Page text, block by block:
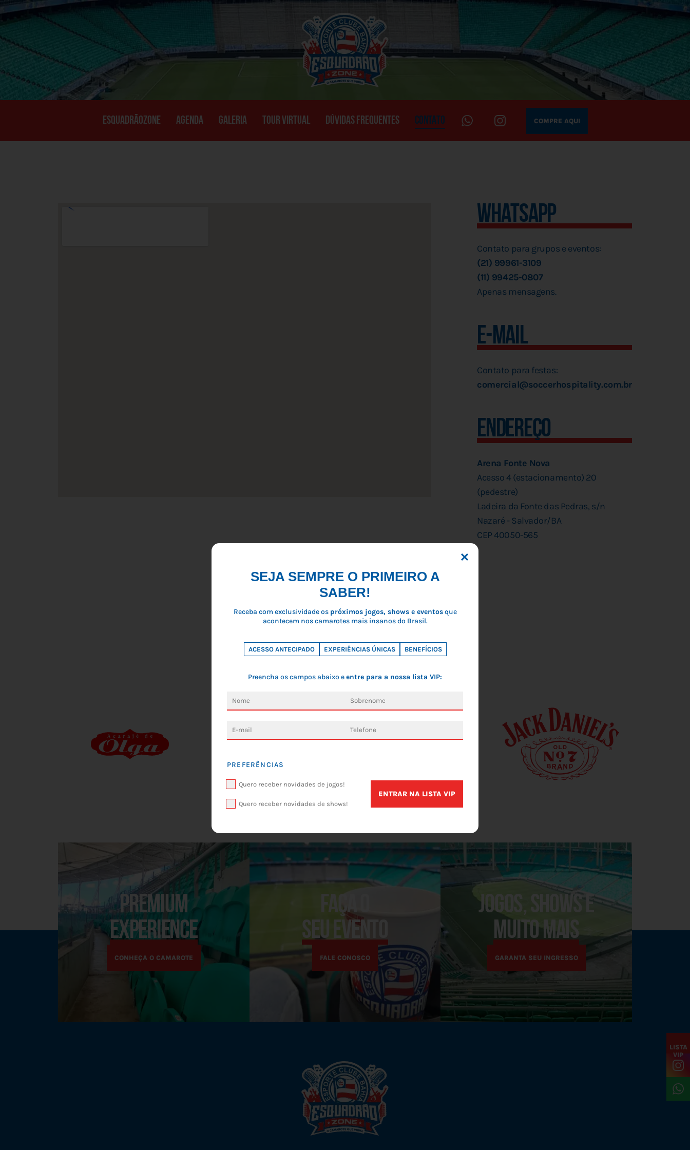
ESQUADRÃOZONE AGENDA GALERIA TOUR VIRTUAL DÚVIDAS FREQUENTES CONTATO COMPRE AQUI
WHATSAPP
Contato para grupos e eventos:
(21) 99961-3109
(11) 99425-0807
Apenas mensagens.
E-MAIL
Contato para festas:
comercial@soccerhospitality.com.br
endereço
Arena Fonte Nova
Acesso 4 (estacionamento) 20
(pedestre)
Ladeira da Fonte das Pedras, s/n
Nazaré - Salvador/BA
CEP 40050-565
PARCEIROS E PATROCINADORES
Premium
experience
CONHEÇA O CAMAROTE
Faça o
Seu evento
FALE CONOSCO
JOGOS, SHOWS E
MUITO MAIS
GARANTA SEU INGRESSO
LISTA
VIP
SEJA SEMPRE O PRIMEIRO A
SABER!
Receba com exclusividade os próximos jogos, shows e eventosque
acontecem nos camarotes mais insanos do Brasil.
ACESSO ANTECIPADO EXPERIÊNCIAS ÚNICAS BENEFÍCIOS
Preencha os campos abaixo eentre para a nossa lista VIP:
PREFERÊNCIAS
Quero receber novidades de jogos!
Quero receber novidades de shows!
ENTRAR NA LISTA VIP